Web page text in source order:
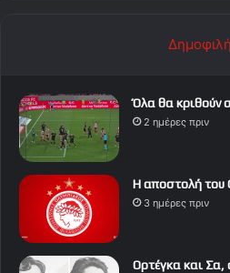
Όλα θα κριθούν
2 ημέρες πριν
Η αποστολή του
3 ημέρες πριν
Ορτέγκα και Σα,